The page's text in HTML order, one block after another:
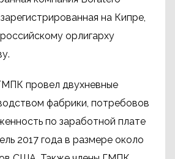
на Кипре,
орлигарху
провел двухневные
фабрики, потребовов
по заработной плате
2017 года в размере около